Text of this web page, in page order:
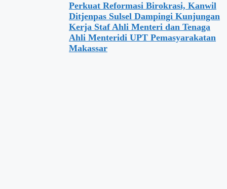
Perkuat Reformasi Birokrasi, Kanwil
Ditjenpas Sulsel Dampingi Kunjungan
Kerja Staf Ahli Menteri dan Tenaga
Ahli Menteridi UPT Pemasyarakatan
Makassar